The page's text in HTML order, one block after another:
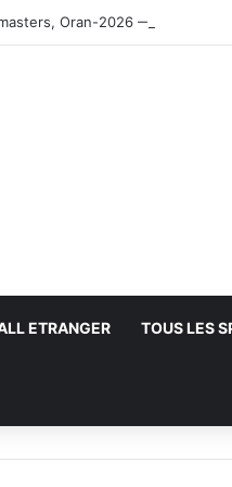
Oran-2026 — Le CRB
ETRANGER TOUS LES